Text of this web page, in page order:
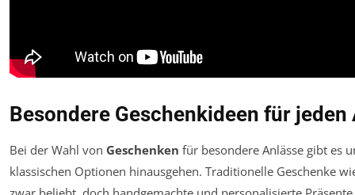
Besondere Geschenkideen für jeden
Bei der Wahl von Geschenken für besondere Anlässe gibt es
klassischen Optionen hinausgehen. Traditionelle Geschenke